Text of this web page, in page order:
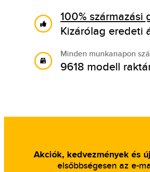
100% származási
Kizárólag eredeti
Minden munkanapon
9618 modell
Akciók, kedvezmények és
elsőbbségesen az e-